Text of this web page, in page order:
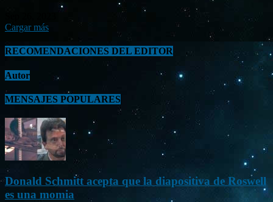
Cargar más
RECOMENDACIONES DEL EDITOR
Autor
MENSAJES POPULARES
Donald Schmitt acepta que la diapositiva de Roswell
es una momia